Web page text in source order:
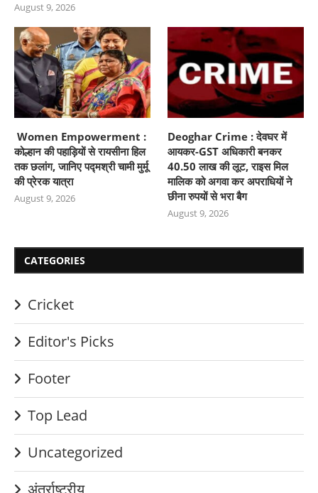
August 9, 2026
Women Empowerment :
कोल्हान की पहाड़ियों से रायसीना हिल
तक छलांग, जानिए पद्मश्री चामी मुर्मू
की प्रेरक यात्रा
August 9, 2026
Deoghar Crime : देवघर में
आयकर-GST अधिकारी बनकर
40.50 लाख की लूट, राइस मिल
मालिक को अगवा कर अपराधियों ने
छीना रुपयों से भरा बैग
August 9, 2026
CATEGORIES
Cricket
Editor's Picks
Footer
Top Lead
Uncategorized
अंतर्राष्ट्रीय